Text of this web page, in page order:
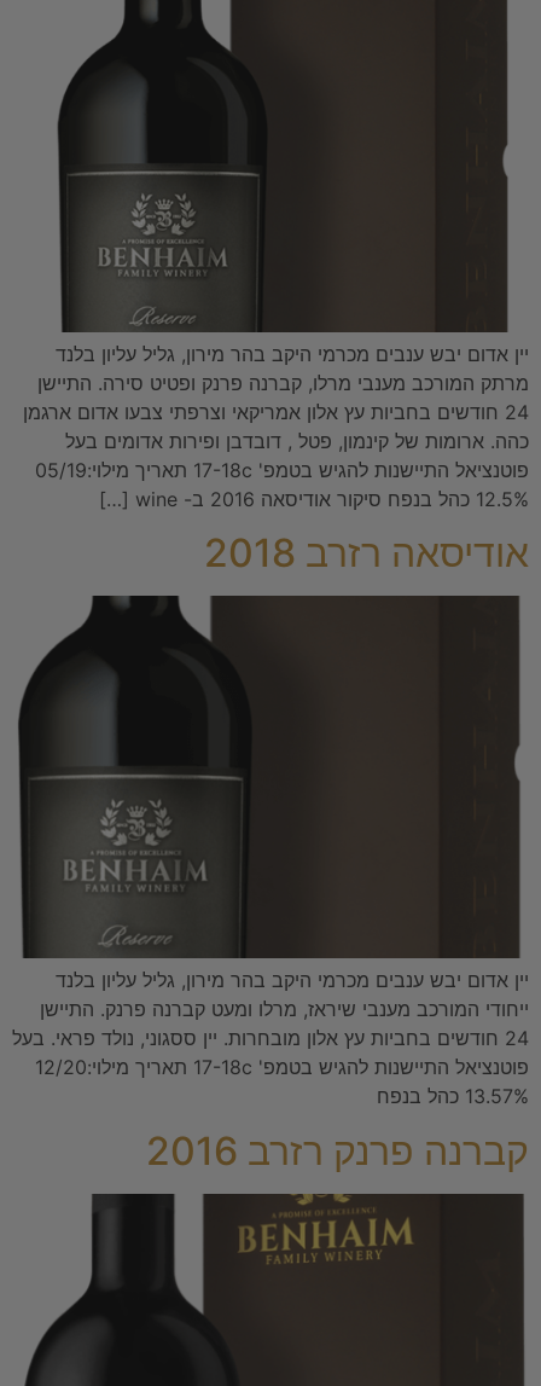
יין אדום יבש ענבים מכרמי היקב בהר מירון, גליל עליון בלנד
מרתק המורכב מענבי מרלו, קברנה פרנק ופטיט סירה. התיישן
24 חודשים בחביות עץ אלון אמריקאי וצרפתי צבעו אדום ארגמן
כהה. ארומות של קינמון, פטל , דובדבן ופירות אדומים בעל
פוטנציאל התיישנות להגיש בטמפ' 17-18c תאריך מילוי:05/19
12.5% כהל בנפח סיקור אודיסאה 2016 ב- wine […]
אודיסאה רזרב 2018
יין אדום יבש ענבים מכרמי היקב בהר מירון, גליל עליון בלנד
ייחודי המורכב מענבי שיראז, מרלו ומעט קברנה פרנק. התיישן
24 חודשים בחביות עץ אלון מובחרות. יין ססגוני, נולד פראי. בעל
פוטנציאל התיישנות להגיש בטמפ' 17-18c תאריך מילוי:12/20
13.57% כהל בנפח
קברנה פרנק רזרב 2016